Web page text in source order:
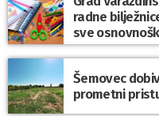
radne
sve
Šemovec
prometni